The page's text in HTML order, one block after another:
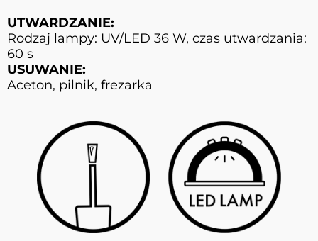
UTWARDZANIE:
Rodzaj lampy: UV/LED 36 W, czas utwardzania:
60 s
USUWANIE:
Aceton, pilnik, frezarka